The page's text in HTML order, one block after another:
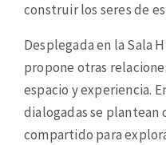
construir los seres de
Desplegada en la Sala
propone otras
espacio y experiencia.
dialogadas se plantean
compartido para